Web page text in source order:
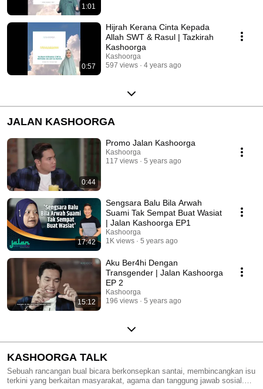
1:01
0:57
Hijrah Kerana Cinta Kepada
Allah SWT & Rasul | Tazkirah
Kashoorga
Kashoorga
597 views
4 years ago
JALAN KASHOORGA
0:44
Promo Jalan Kashoorga
Kashoorga
117 views
5 years ago
17:42
Sengsara Balu Bila Arwah
Suami Tak Sempat Buat Wasiat
| Jalan Kashoorga EP1
Kashoorga
1K views
5 years ago
15:12
Aku Ber4hi Dengan
Transgender | Jalan Kashoorga
EP 2
Kashoorga
196 views
5 years ago
KASHOORGA TALK
Sebuah rancangan bual bicara berkonsepkan santai, membincangkan isu
terkini yang berkaitan masyarakat, agama dan tanggung jawab sosial.